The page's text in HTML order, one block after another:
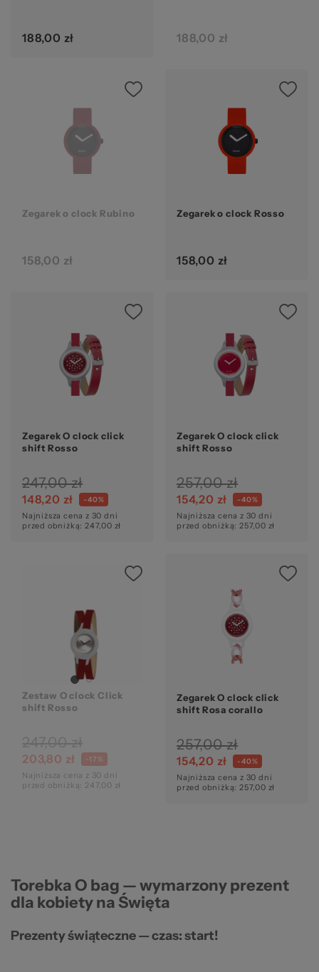
188,00 zł 188,00 zł
Zegarek o clock Rubino
158,00 zł
Zegarek o clock Rosso
158,00 zł
Zegarek O clock click
shift Rosso
247,00 zł
148,20 zł -40%
Najniższa cena z 30 dni
przed obniżką: 247,00 zł
Zegarek O clock click
shift Rosso
257,00 zł
154,20 zł -40%
Najniższa cena z 30 dni
przed obniżką: 257,00 zł
Zestaw O clock Click
shift Rosso
247,00 zł
203,80 zł -17%
Najniższa cena z 30 dni
przed obniżką: 247,00 zł
Zegarek O clock click
shift Rosa corallo
257,00 zł
154,20 zł -40%
Najniższa cena z 30 dni
przed obniżką: 257,00 zł
Torebka O bag — wymarzony prezent
dla kobiety na Święta
Prezenty świąteczne — czas: start!